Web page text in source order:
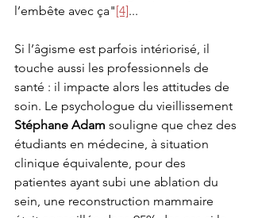
l’embête avec ça"[4]...
Si l’âgisme est parfois intériorisé, il
touche aussi les professionnels de
santé : il impacte alors les attitudes de
soin. Le psychologue du vieillissement
Stéphane Adam souligne que chez des
étudiants en médecine, à situation
clinique équivalente, pour des
patientes ayant subi une ablation du
sein, une reconstruction mammaire